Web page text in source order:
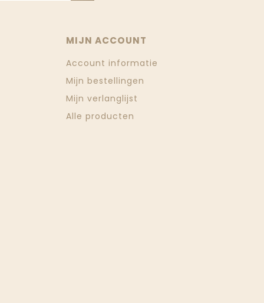
MIJN ACCOUNT
Account informatie
Mijn bestellingen
Mijn verlanglijst
Alle producten